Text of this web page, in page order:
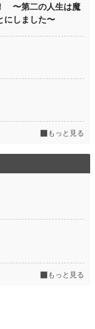
〜第二の人生は魔
にしました〜
もっと見る
もっと見る